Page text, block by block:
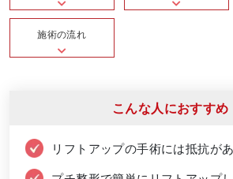
施術の流れ
こんな人におすすめ
リフトアップの手術には抵抗が